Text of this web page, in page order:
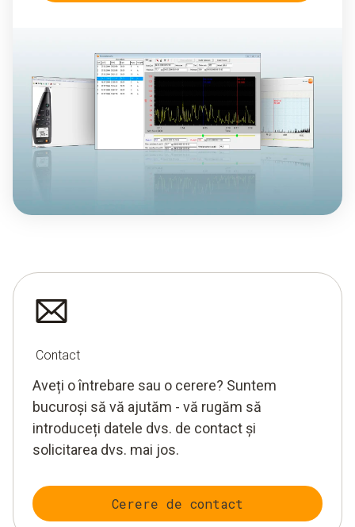
Contact
Aveți o întrebare sau o cerere? Suntem
bucuroși să vă ajutăm - vă rugăm să
introduceți datele dvs. de contact și
solicitarea dvs. mai jos.
Cerere de contact